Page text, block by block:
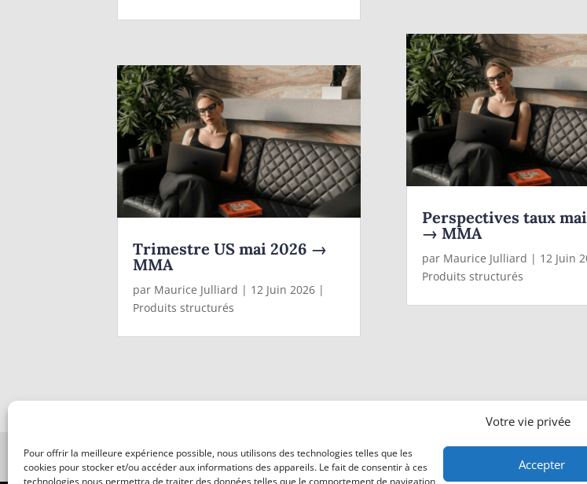
Votre vie privée
Pour offrir la meilleure expérience possible, nous utilisons des technologies telles que les
cookies pour stocker et/ou accéder aux informations des appareils. Le fait de consentir à ces
technologies nous permettra de traiter des données telles que le comportement de navigation
Accepter
Trimestre US mai 2026 →
MMA
par Maurice Julliard | 12 Juin 2026 |
Produits structurés
Perspectives taux
→ MMA
par Maurice Julliard | 12 Juin
Produits structurés
Compagnie de CGP | N° Orias du Club | CNCGP | N° Orias TC 20007262 | CIF